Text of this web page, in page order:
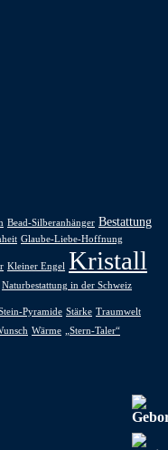
Bead-Silberanhänger Bestattung
Glaube-Liebe-Hoffnung
Kleiner Engel Kristall
Naturbestattung in der Schweiz
Pyramide Stärke Traumwelt
Wärme „Stern-Taler“